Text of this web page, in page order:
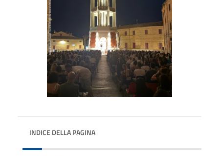
INDICE DELLA PAGINA